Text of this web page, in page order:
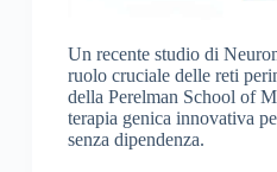
Un recente studio di
ruolo cruciale delle reti
della Perelman School of
terapia genica innovativa
senza dipendenza.